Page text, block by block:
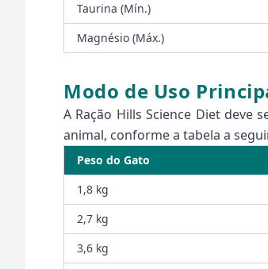
Taurina (Mín.)
Magnésio (Máx.)
Modo de Uso
A Ração Hills Science Diet
animal, conforme a tabela a
Peso do Gato
1,8 kg
2,7 kg
3,6 kg